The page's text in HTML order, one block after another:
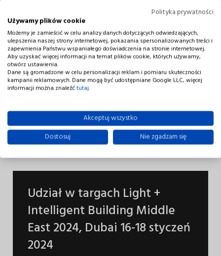
branżowych.
Fundusze dofinansowania pochodzą
zPROGRAMU FUNDUSZE EUROPEJSKIE
DLANOWOCZESNEJ GOSPODARKI 2021–2027
(FENG)
Pobierz szczegóły
Udział w targach Light +
Intelligent Building Middle
East 2024, Dubai 16-18 styczeń
2024
Polityka prywatności
Używamy plików cookie
Możemy je zamieścić w celu analizy danych dotyczących odwiedzających,
ulepszenia naszej strony internetowej, pokazania spersonalizowanych treści i
zapewnienia Państwu wspaniałego doświadczenia na stronie internetowej.
Aby uzyskać więcej informacji na temat plików cookie, których używamy,
otwórz ustawienia.
Dane są gromadzone w celu personalizacji reklam i pomiaru skuteczności
kampanii reklamowych. Dane mogą być udostępniane Google LLC, więcej
informacji można znaleźć tutaj.
Akceptuj wszystko
Dostosuj
Nie zgadzam się